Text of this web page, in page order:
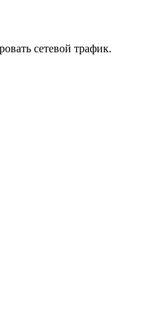
сетевой трафик.